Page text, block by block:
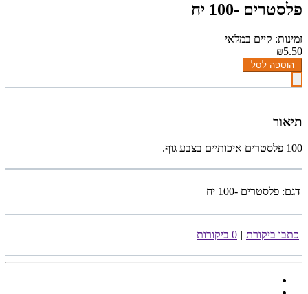
פלסטרים -100 יח
זמינות: קיים במלאי
₪5.50
הוספה לסל
תיאור
100 פלסטרים איכותיים בצבע גוף.
דגם: פלסטרים -100 יח
כתבו ביקורת | 0 ביקורות